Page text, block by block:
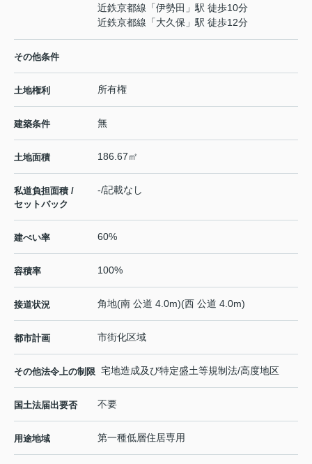
近鉄京都線 「伊勢田 」駅 徒歩10分
近鉄京都線 「大久保 」駅 徒歩12分
その他条件
土地権利 所有権
建築条件 無
土地面積 186.67㎡
私道負担面積 /
セットバック
-/記載なし
建ぺい率 60%
容積率 100%
接道状況 角地(南 公道 4.0m)(西 公道 4.0m)
都市計画 市街化区域
その他法令上の制限 宅地造成及び特定盛土等規制法/高度地区
国土法届出要否 不要
用途地域 第一種低層住居専用